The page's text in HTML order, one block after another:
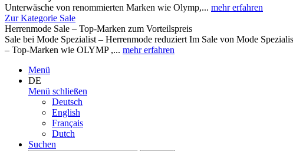
Unterwäsche von renommierten Marken wie Olymp,... mehr erfahren
Zur Kategorie Sale
Herrenmode Sale – Top-Marken zum Vorteilspreis
Sale bei Mode Spezialist – Herrenmode reduziert Im Sale von Mode
– Top-Marken wie OLYMP ,... mehr erfahren
Menü
DE
Menü schließen
Deutsch
English
Français
Dutch
Suchen